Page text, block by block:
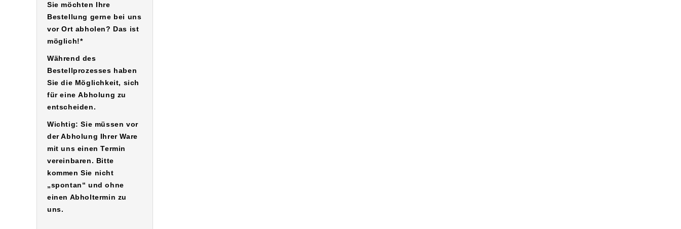
Sie möchten Ihre
Bestellung gerne bei uns
vor Ort abholen? Das ist
möglich!*
Während des
Bestellprozesses haben
Sie die Möglichkeit, sich
für eineAbholung zu
entscheiden.
Wichtig: Sie müssen vor
der Abholung Ihrer Ware
mit uns einen Termin
vereinbaren. Bitte
kommen Sie nicht
„spontan“ und ohne
einen Abholtermin zu
uns.